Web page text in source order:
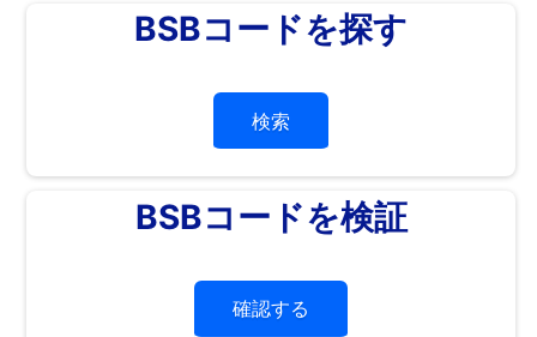
BSBコードを探す
検索
BSBコードを検証
確認する